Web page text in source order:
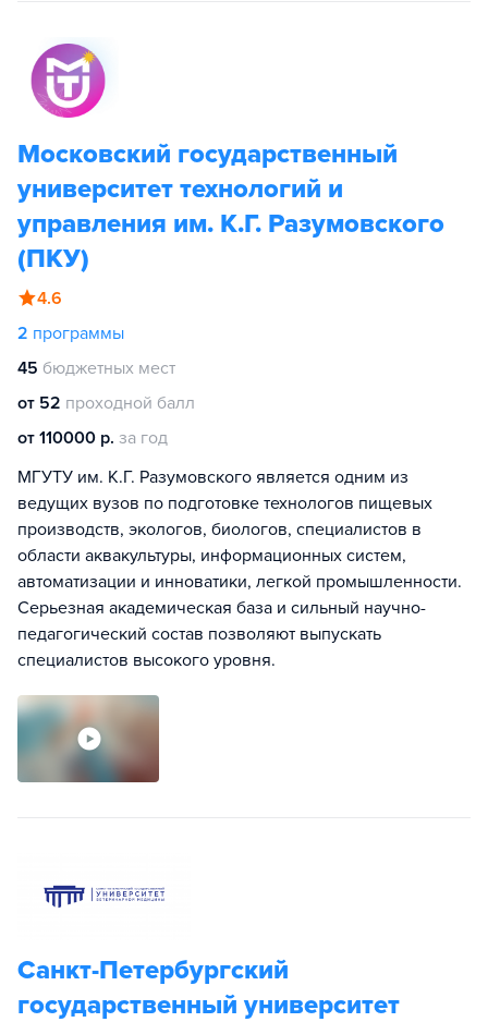
Московский государственный
университет технологий и
управления им. К.Г. Разумовского
(ПКУ)
4.6
2 программы
45 бюджетных мест
от 52 проходной балл
от 110000 р. за год
МГУТУ им. К.Г. Разумовского является одним из
ведущих вузов по подготовке технологов пищевых
производств, экологов, биологов, специалистов в
области аквакультуры, информационных систем,
автоматизации и инноватики, легкой промышленности.
Серьезная академическая база и сильный научно-
педагогический состав позволяют выпускать
специалистов высокого уровня.
Санкт-Петербургский
государственный университет